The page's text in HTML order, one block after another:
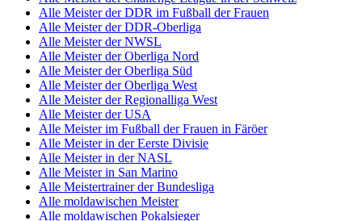
Alle Meister der DDR im Fußball der Frauen
Alle Meister der DDR-Oberliga
Alle Meister der NWSL
Alle Meister der Oberliga Nord
Alle Meister der Oberliga Süd
Alle Meister der Oberliga West
Alle Meister der Regionalliga West
Alle Meister der USA
Alle Meister im Fußball der Frauen in Färöer
Alle Meister in der Eerste Divisie
Alle Meister in der NASL
Alle Meister in San Marino
Alle Meistertrainer der Bundesliga
Alle moldawischen Meister
Alle moldawischen Pokalsieger